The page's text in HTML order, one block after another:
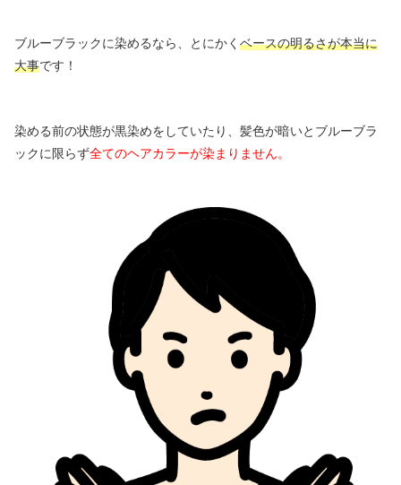
ブルーブラックに染めるなら、とにかく ベースの明るさが本当に
大事です！
染める前の状態が黒染めをしていたり、髪色が暗いとブルーブラ
ックに限らず全てのヘアカラーが染まりません。